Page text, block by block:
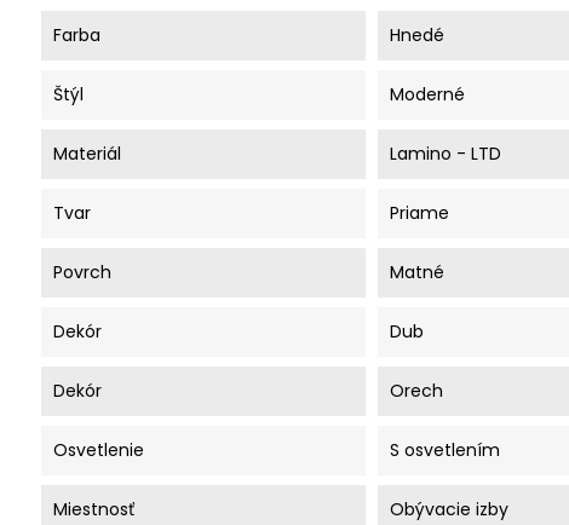
Farba Hnedé
Štýl Moderné
Materiál Lamino - LTD
Tvar Priame
Povrch Matné
Dekór Dub
Dekór Orech
Osvetlenie S osvetlením
Miestnosť Obývacie izby